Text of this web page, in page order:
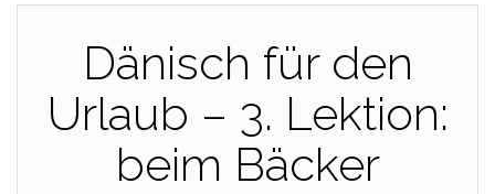
Dänisch für den
Urlaub – 3. Lektion:
beim Bäcker